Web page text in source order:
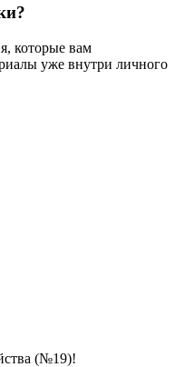
которые вам
уже внутри личного
(№19)!